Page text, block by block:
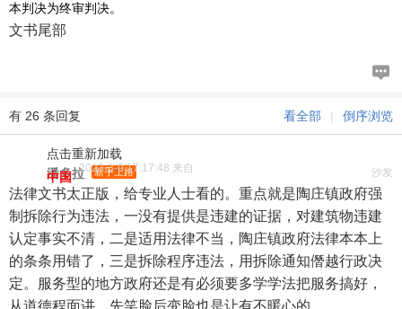
本判决为终审判决。
文书尾部
看全部 | 倒序浏览
有 26 条回复
点击重新加载
沙发
潘多拉 新手上路
2023-3-9 17:17:48 来自
中国
法律文书太正版，给专业人士看的。重点就是陶庄镇政府强
制拆除行为违法，一没有提供是违建的证据，对建筑物违建
认定事实不清，二是适用法律不当，陶庄镇政府法律本本上
的条条用错了，三是拆除程序违法，用拆除通知僭越行政决
定。服务型的地方政府还是有必须要多学学法把服务搞好，
从道德程面讲，先笑脸后变脸也是让有不暖心的。